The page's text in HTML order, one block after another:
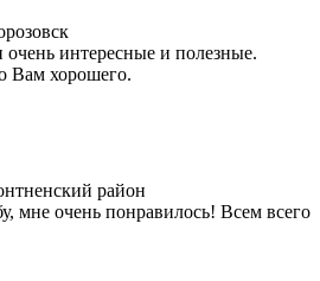
интересные и полезные.
Вам хорошего.
район
мне очень понравилось! Всем всего